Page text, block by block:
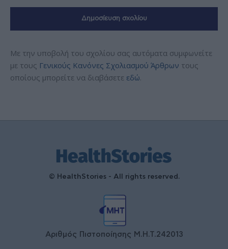
Με την υποβολή του σχολίου σας αυτόματα συμφωνείτε
με τους Γενικούς Κανόνες Σχολιασμού Άρθρων τους
οποίους μπορείτε να διαβάσετε εδώ.
© HealthStories - All rights reserved.
Αριθμός Πιστοποίησης Μ.Η.Τ.242013